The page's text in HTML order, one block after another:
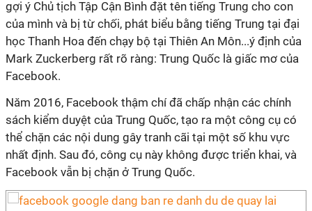
gợi ý Chủ tịch Tập Cận Bình đặt tên tiếng Trung cho con
của mình và bị từ chối, phát biểu bằng tiếng Trung tại đại
học Thanh Hoa đến chạy bộ tại Thiên An Môn...ý định của
Mark Zuckerberg rất rõ ràng: Trung Quốc là giấc mơ của
Facebook.
Năm 2016, Facebook thậm chí đã chấp nhận các chính
sách kiểm duyệt của Trung Quốc, tạo ra một công cụ có
thể chặn các nội dung gây tranh cãi tại một số khu vực
nhất định. Sau đó, công cụ này không được triển khai, và
Facebook vẫn bị chặn ở Trung Quốc.